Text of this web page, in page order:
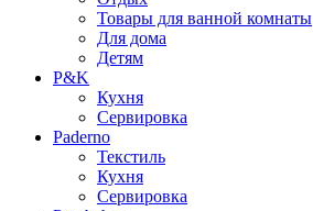
Товары для ванной комнаты
Для дома
Детям
P&K
Кухня
Сервировка
Paderno
Текстиль
Кухня
Сервировка